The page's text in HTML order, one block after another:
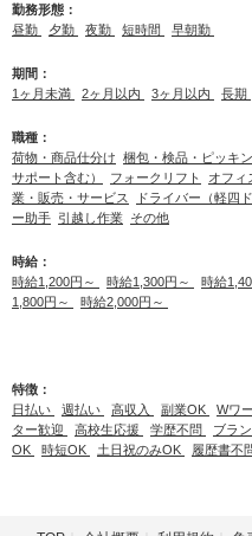
勤務形態：
昼勤
夕勤 夜勤 短時間 早朝勤
期間：
1ヶ月未満
2ヶ月以内 3ヶ月以内 長期
職種：
荷物・商品仕分け 梱包・検品・ピッキ
サポート含む）
フォークリフト オフィ
業・販売・サービス
ドライバー（軽四
ー助手 引越し作業 その他
時給：
時給1,200円～
時給1,300円～ 時給
1,800円～
時給2,000円～
特徴：
日払い
週払い 高収入 副業OK Wワ
ター歓迎
高校生応援 学歴不問 ブラ
OK
時短OK 土日祝のみOK 履歴書不